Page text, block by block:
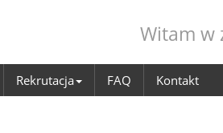
Witam w
Rekrutacja FAQ Kontakt